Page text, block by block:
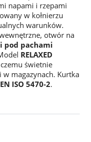
napami i rzepami
w kołnierzu
warunków.
otwór na
pod pachami
RELAXED
świetnie
magazynach. Kurtka
EN ISO 5470-2.